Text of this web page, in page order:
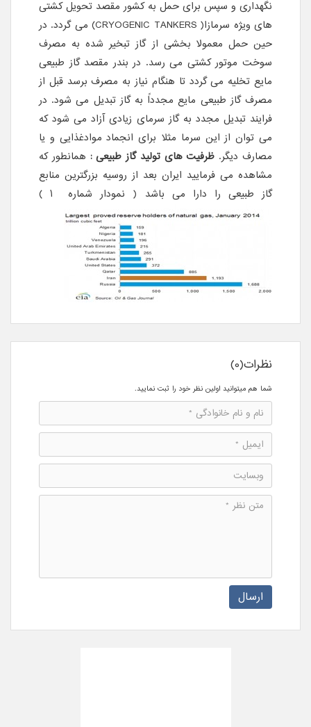
نگهداری و سپس برای حمل به کشور مقصد تحویل کشتی
های ویژه سرمازا( CRYOGENIC TANKERS) می گردد. در
حین حمل معمولا بخشی از گاز تبخیر شده به مصرف
سوخت موتور کشتی می رسد. در بندر مقصد گاز طبیعی
مایع تخلیه می گردد تا هنگام نیاز به مصرف برسد قبل از
مصرف گاز طبیعی مایع مجدداً به گاز تبدیل می شود. در
فرایند تبدیل مجدد به گاز سرمای زیادی آزاد می شود که
می توان از این سرما مثلا برای انجماد موادغذایی و یا
مصارف دیگر. ظرفیت های تولید گاز طبیعی : همانطور که
مشاهده می فرمایید ایران بعد از روسیه بزرگترین منابع
گاز طبیعی را دارا می باشد ( نمودار شماره ۱ )
نظرات(0)
شما هم میتوانید اولین نظر خود را ثبت نمایید.
ارسال